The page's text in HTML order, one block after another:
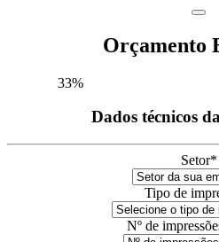
Orçamento
33%
Dados técnicos
Setor*
Tipo de
Nº de